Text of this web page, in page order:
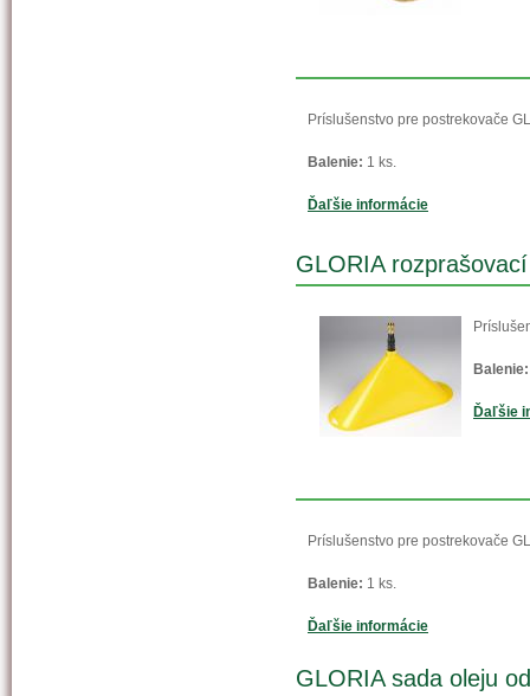
Príslušenstvo pre postrekovače
Balenie: 1 ks.
Ďaľšie informácie
GLORIA
Balenie:
Ďaľšie
Príslušenstvo pre postrekovače
Balenie: 1 ks.
Ďaľšie informácie
GLORIA sada oleju